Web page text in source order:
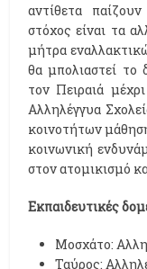
αντίθετα
στόχος είναι τα
μήτρα
θα μπολιαστεί το
τον Πειραιά
Αλληλέγγυα
κοινοτήτων
κοινωνική
στον ατομικισμό
Εκπαιδευτικές
Μοσχάτο:
Ταύρος: